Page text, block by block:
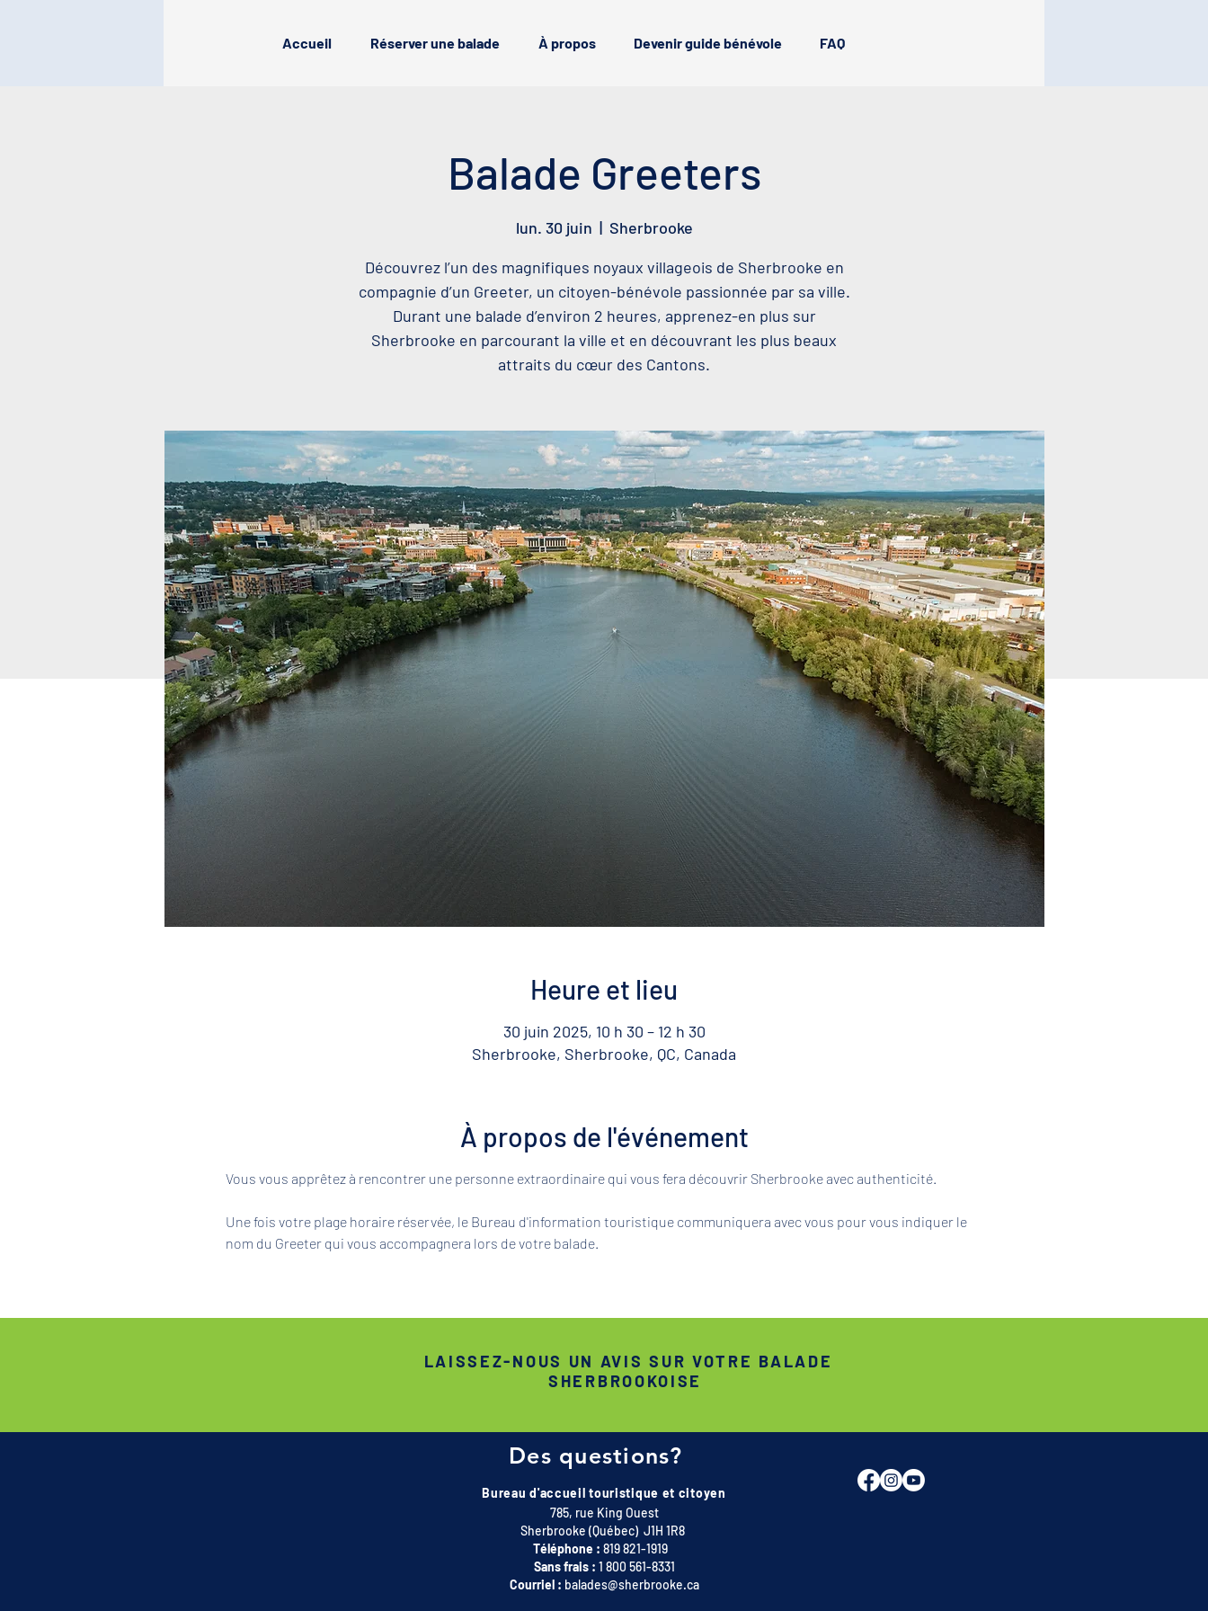
Accueil Réserver une balade À propos Devenir guide bénévole FAQ
Balade Greeters
lun. 30 juin
  |
Sherbrooke
Découvrez l’un des magnifiques noyaux villageois de Sherbrooke en
compagnie d’un Greeter, un citoyen-bénévole passionnée par sa ville.
Durant une balade d’environ 2 heures, apprenez-en plus sur
Sherbrooke en parcourant la ville et en découvrant les plus beaux
attraits du cœur des Cantons.
Heure et lieu
30 juin 2025, 10 h 30 – 12 h 30
Sherbrooke, Sherbrooke, QC, Canada
À propos de l'événement
Vous vous apprêtez à rencontrer une personne extraordinaire qui vous fera découvrir Sherbrooke avec authenticité.
Une fois votre plage horaire réservée, le Bureau d'information touristique communiquera avec vous pour vous indiquer le
nom du Greeter qui vous accompagnera lors de votre balade.
Des questions?
Bureau d'accueil touristique et citoyen
785, rue King Ouest
Sherbrooke (Québec) J1H 1R8
Téléphone : 819 821-1919
Sans frais : 1 800 561-8331
Courriel : balades@sherbrooke.ca
LAISSEZ-NOUS UN AVIS SUR VOTRE BALADE
SHERBROOKOISE